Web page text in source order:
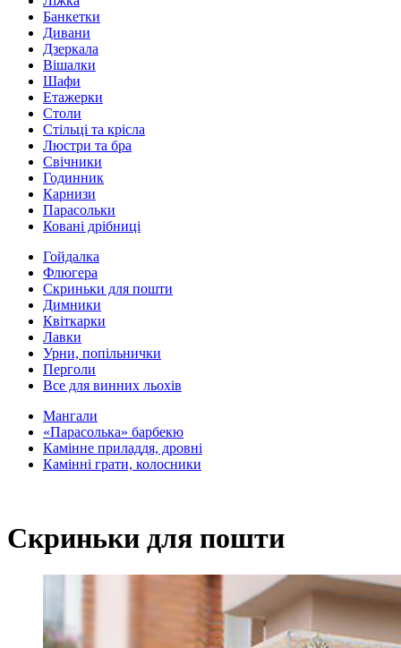
Банкетки
Дивани
Дзеркала
Вішалки
Шафи
Етажерки
Столи
Стільці та крісла
Люстри та бра
Свічники
Годинник
Карнизи
Парасольки
Ковані дрібниці
Гойдалка
Флюгера
Скриньки для пошти
Димники
Квіткарки
Лавки
Урни, попільнички
Перголи
Все для винних льохів
Мангали
«Парасолька» барбекю
Камінне приладдя, дровні
Камінні грати, колосники
Скриньки для пошти